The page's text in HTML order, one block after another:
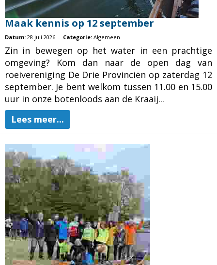
Maak kennis op 12 september
Datum: 28 juli 2026 - Categorie: Algemeen
Zin in bewegen op het water in een prachtige
omgeving? Kom dan naar de open dag van
roeivereniging De Drie Provinciën op zaterdag 12
september. Je bent welkom tussen 11.00 en 15.00
uur in onze botenloods aan de Kraaij...
Lees meer...